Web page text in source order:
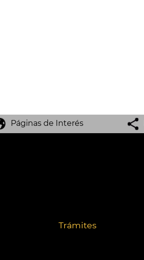
Páginas de Interés
Trámites